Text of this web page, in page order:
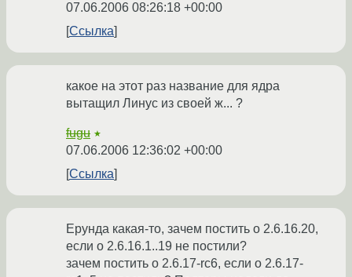
07.06.2006 08:26:18 +00:00
Ссылка
какое на этот раз название для ядра
вытащил Линус из своей ж... ?
fugu ★
07.06.2006 12:36:02 +00:00
Ссылка
Ерунда какая-то, зачем постить о 2.6.16.20,
если о 2.6.16.1..19 не постили?
зачем постить о 2.6.17-rc6, если о 2.6.17-